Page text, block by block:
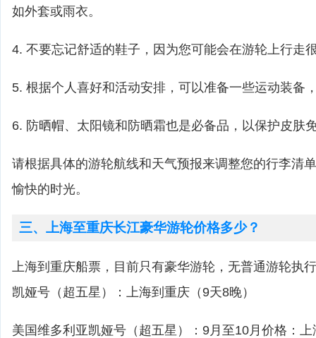
如外套或雨衣。
4. 不要忘记舒适的鞋子，因为您可能会在游轮上行走
5. 根据个人喜好和活动安排，可以准备一些运动装备
6. 防晒帽、太阳镜和防晒霜也是必备品，以保护皮肤
请根据具体的游轮航线和天气预报来调整您的行李清
愉快的时光。
三、上海至重庆长江豪华游轮价格多少？
上海到重庆船票，目前只有豪华游轮，无普通游轮执
凯娅号（超五星）：上海到重庆（9天8晚）
美国维多利亚凯娅号（超五星）：9月至10月价格：